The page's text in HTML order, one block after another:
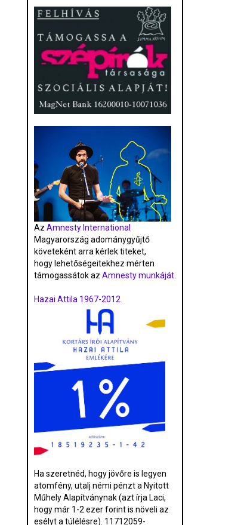
Az Amnesty International
Magyarország adománygyűjtő
követeként arra kérlek titeket,
hogy lehetőségeitekhez mérten
támogassátok az Amnesty munkáját.
Hazai Attila 1967-2012
Ha szeretnéd, hogy jövőre is legyen
atomfény, utalj némi pénzt a Nyitott
Műhely Alapítványnak (azt írja Laci,
hogy már 1-2 ezer forint is növeli az
esélyt a túlélésre). 11712059-